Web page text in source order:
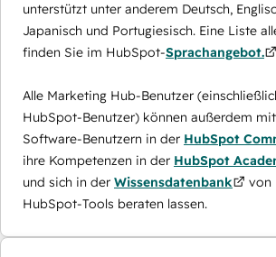
unterstützt unter anderem Deutsch,
Japanisch und Portugiesisch. Eine Liste
finden Sie im HubSpot-Sprachangebot.
Alle Marketing Hub-Benutzer
HubSpot-Benutzer) können außerdem
Software-Benutzern in der HubSpot
ihre Kompetenzen in der HubSpot
und sich in der Wissensdatenbank
von
HubSpot-Tools beraten lassen.